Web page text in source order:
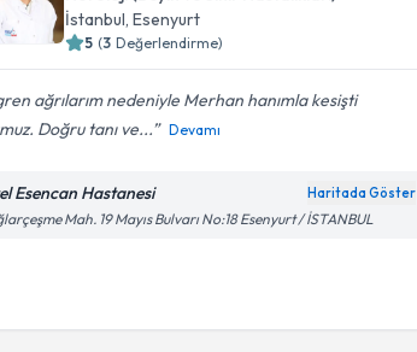
İstanbul, Esenyurt
5 (3 Değerlendirme)
ağrılarım nedeniyle Merhan hanımla kesişti
Doğru tanı ve...
Devamı
Esencan Hastanesi Haritada Göster
Mah. 19 Mayıs Bulvarı No:18 Esenyurt / İSTANBUL